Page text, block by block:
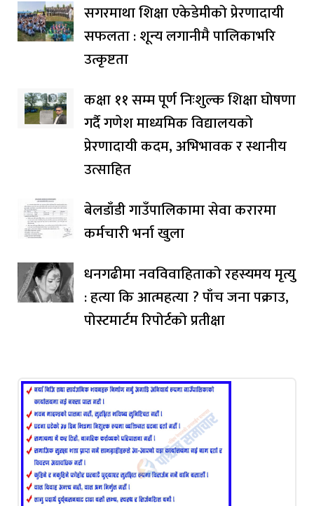
सगरमाथा शिक्षा एकेडेमीको प्रेरणादायी
सफलता : शून्य लगानीमै पालिकाभरि
उत्कृष्टता
कक्षा ११ सम्म पूर्ण निःशुल्क शिक्षा घोषणा
गर्दै गणेश माध्यमिक विद्यालयको
प्रेरणादायी कदम, अभिभावक र स्थानीय
उत्साहित
बेलडाँडी गाउँपालिकामा सेवा करारमा
कर्मचारी भर्ना खुला
धनगढीमा नवविवाहिताको रहस्यमय मृत्यु
: हत्या कि आत्महत्या ? पाँच जना पक्राउ,
पोस्टमार्टम रिपोर्टको प्रतीक्षा